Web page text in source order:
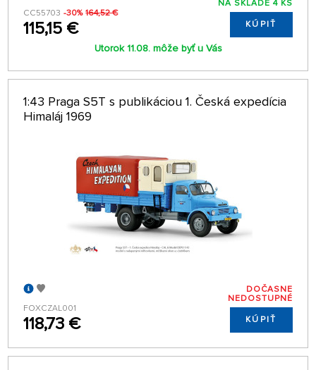
1:32
1:18
CC55703 -30% 164,52 €
115,15 €
NA SKLADE 4 KS
KÚPIŤ
Utorok 11.08. môže byť u Vás
1:43 Praga S5T s publikáciou 1. Česká expedícia
Himaláj 1969
FOXCZAL001
118,73 €
DOČASNE
NEDOSTUPNÉ
KÚPIŤ